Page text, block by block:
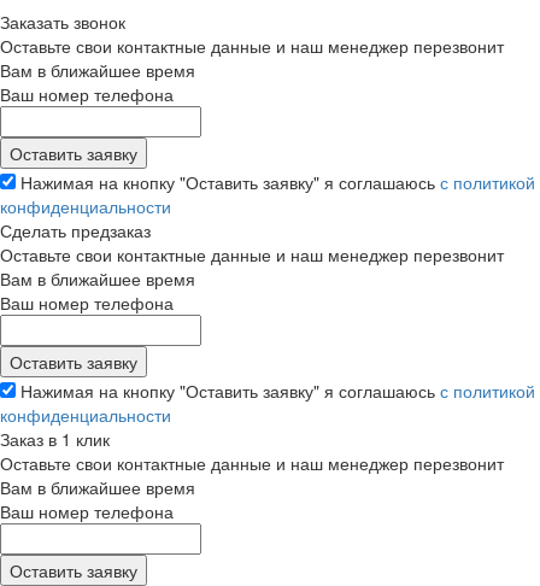
Заказать звонок
Оставьте свои контактные данные и наш менеджер перезвонит
Вам в ближайшее время
Ваш номер телефона
Нажимая на кнопку "Оставить заявку" я соглашаюсь с политикой
конфиденциальности
Сделать предзаказ
Оставьте свои контактные данные и наш менеджер перезвонит
Вам в ближайшее время
Ваш номер телефона
Нажимая на кнопку "Оставить заявку" я соглашаюсь с политикой
конфиденциальности
Заказ в 1 клик
Оставьте свои контактные данные и наш менеджер перезвонит
Вам в ближайшее время
Ваш номер телефона